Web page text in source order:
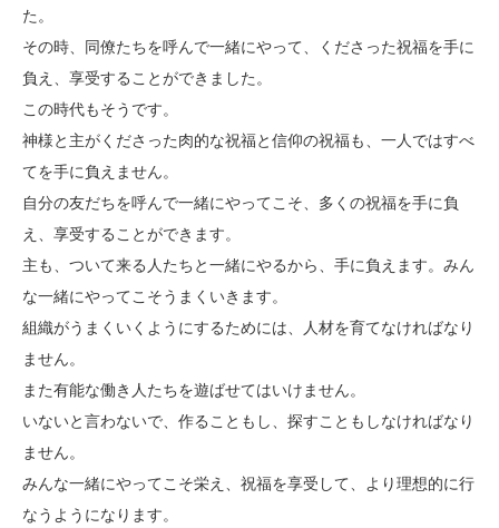
た。
その時、同僚たちを呼んで一緒にやって、くださった祝福を手に
負え、享受することができました。
この時代もそうです。
神様と主がくださった肉的な祝福と信仰の祝福も、一人ではすべ
てを手に負えません。
自分の友だちを呼んで一緒にやってこそ、多くの祝福を手に負
え、享受することができます。
主も、ついて来る人たちと一緒にやるから、手に負えます。みん
な一緒にやってこそうまくいきます。
組織がうまくいくようにするためには、人材を育てなければなり
ません。
また有能な働き人たちを遊ばせてはいけません。
いないと言わないで、作ることもし、探すこともしなければなり
ません。
みんな一緒にやってこそ栄え、祝福を享受して、より理想的に行
なうようになります。